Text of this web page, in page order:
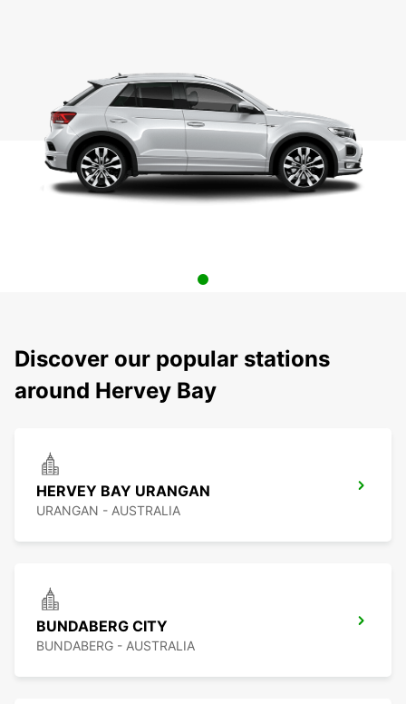
Discover our popular stations
around Hervey Bay
HERVEY BAY URANGAN
URANGAN - AUSTRALIA
BUNDABERG CITY
BUNDABERG - AUSTRALIA